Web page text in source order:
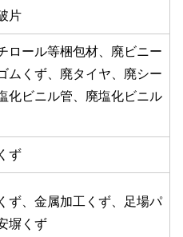
片
ロール等梱包材、廃ビニー
ムくず、廃タイヤ、廃シー
化ビニル管、廃塩化ビニル
ず
ず、金属加工くず、足場パ
塀くず